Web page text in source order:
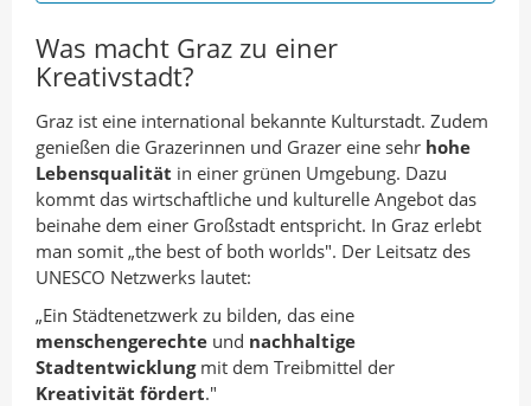
Was macht Graz zu einer
Kreativstadt?
Graz ist eine international bekannte Kulturstadt. Zudem
genießen die Grazerinnen und Grazer eine sehr hohe
Lebensqualität in einer grünen Umgebung. Dazu
kommt das wirtschaftliche und kulturelle Angebot das
beinahe dem einer Großstadt entspricht. In Graz erlebt
man somit „the best of both worlds". Der Leitsatz des
UNESCO Netzwerks lautet:
„Ein Städtenetzwerk zu bilden, das eine
menschengerechte und nachhaltige
Stadtentwicklungmit dem Treibmittel der
Kreativität fördert."